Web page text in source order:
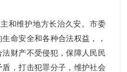
和维护地方长治久安。市委
命安全和各种合法权益，，
财产不受侵犯，保障人民民
，打击犯罪分子，维护社会